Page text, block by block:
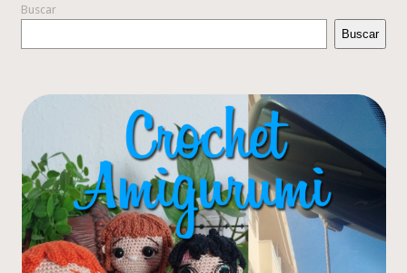
Buscar
Buscar